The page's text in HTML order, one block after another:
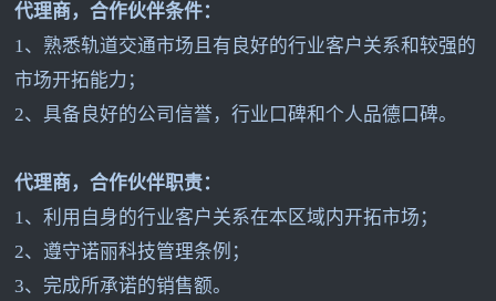
代理商，合作伙伴条件：
1、熟悉轨道交通市场且有良好的行业客户关系和较强的
市场开拓能力；
2、具备良好的公司信誉，行业口碑和个人品德口碑。
代理商，合作伙伴职责：
1、利用自身的行业客户关系在本区域内开拓市场；
2、遵守诺丽科技管理条例；
3、完成所承诺的销售额。